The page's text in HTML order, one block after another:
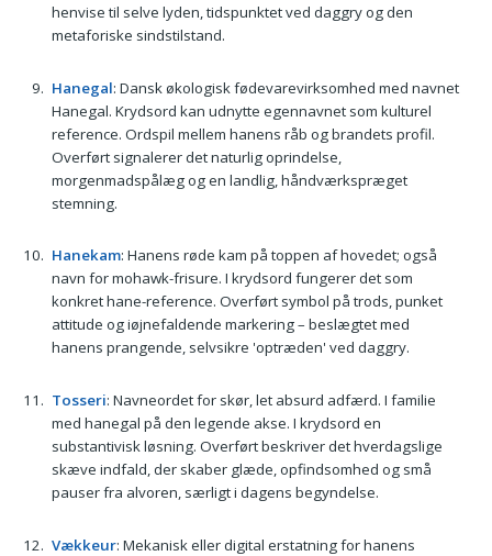
henvise til selve lyden, tidspunktet ved daggry og den
metaforiske sindstilstand.
Hanegal: Dansk økologisk fødevarevirksomhed med navnet
Hanegal. Krydsord kan udnytte egennavnet som kulturel
reference. Ordspil mellem hanens råb og brandets profil.
Overført signalerer det naturlig oprindelse,
morgenmadspålæg og en landlig, håndværkspræget
stemning.
Hanekam: Hanens røde kam på toppen af hovedet; også
navn for mohawk-frisure. I krydsord fungerer det som
konkret hane-reference. Overført symbol på trods, punket
attitude og iøjnefaldende markering – beslægtet med
hanens prangende, selvsikre 'optræden' ved daggry.
Tosseri: Navneordet for skør, let absurd adfærd. I familie
med hanegal på den legende akse. I krydsord en
substantivisk løsning. Overført beskriver det hverdagslige
skæve indfald, der skaber glæde, opfindsomhed og små
pauser fra alvoren, særligt i dagens begyndelse.
Vækkeur: Mekanisk eller digital erstatning for hanens